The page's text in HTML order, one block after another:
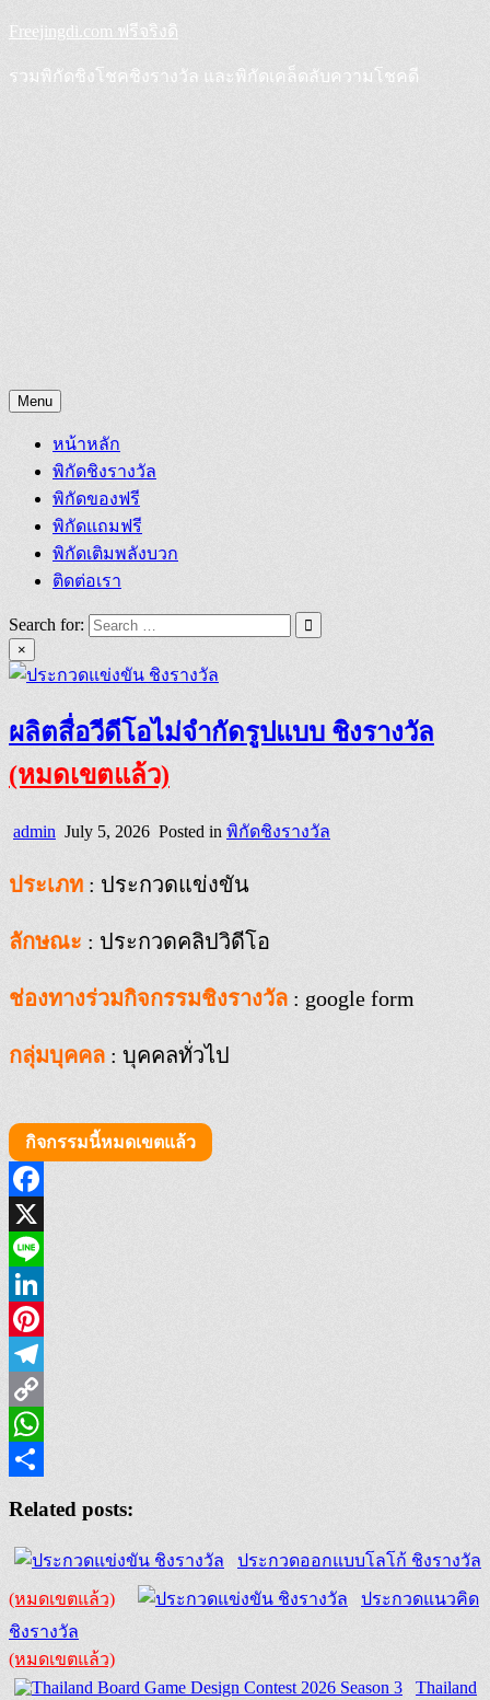
Skip
to
content
Freejingdi.com ฟรีจริงดิ
รวมพิกัดชิงโชคชิงรางวัล และพิกัดเคล็ดลับความโชคดี
Menu
หน้าหลัก
พิกัดชิงรางวัล
พิกัดของฟรี
พิกัดแถมฟรี
พิกัดเติมพลังบวก
ติดต่อเรา
Search for:
×
ผลิตสื่อวีดีโอไม่จำกัดรูปแบบ ชิงรางวัล
(หมดเขตแล้ว)
admin July 5, 2026 Posted in พิกัดชิงรางวัล
ประเภท : ประกวดแข่งขัน
ลักษณะ : ประกวดคลิปวิดีโอ
ช่องทางร่วมกิจกรรมชิงรางวัล : google form
กลุ่มบุคคล : บุคคลทั่วไป
กิจกรรมนี้หมดเขตแล้ว
Facebook
X
Line
LinkedIn
Pinterest
Telegram
Copy
Link
WhatsApp
Related posts:
ประกวดออกแบบโลโก้ ชิงรางวัล
(หมดเขตแล้ว)
ประกวดแนวคิด
ชิงรางวัล
(หมดเขตแล้ว)
Thailand